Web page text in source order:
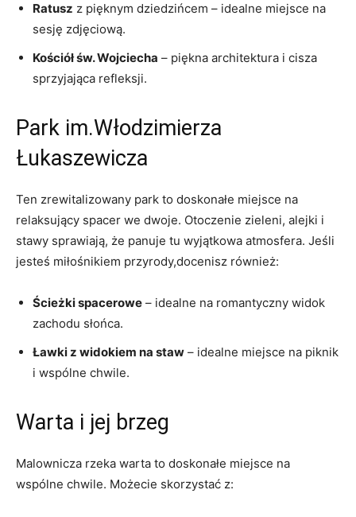
Ratusz z pięknym dziedzińcem – idealne miejsce na
sesję zdjęciową.
Kościół św. Wojciecha – piękna architektura ⁢i cisza
⁢sprzyjająca refleksji.
Park im.Włodzimierza
Łukaszewicza
Ten⁣ zrewitalizowany park to doskonałe miejsce na
relaksujący spacer we dwoje. Otoczenie zieleni, alejki i
stawy sprawiają, że panuje tu wyjątkowa atmosfera. Jeśli
jesteś miłośnikiem przyrody,docenisz również:
Ścieżki‍ spacerowe – idealne na romantyczny widok
zachodu słońca.
Ławki z widokiem na staw – idealne miejsce na piknik
i⁤ wspólne chwile.
Warta i jej brzeg
Malownicza rzeka warta to doskonałe miejsce na
‍wspólne chwile.‌ Możecie⁣ skorzystać z: